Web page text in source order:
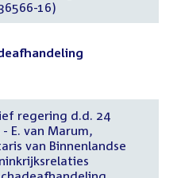
16)
regering d.d. 24
E. van Marum,
van Binnenlandse